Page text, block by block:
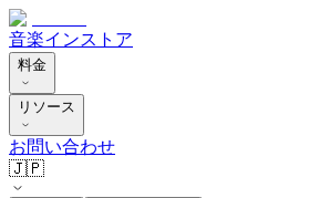
音楽インストア
料金
リソース
お問い合わせ
🇯🇵